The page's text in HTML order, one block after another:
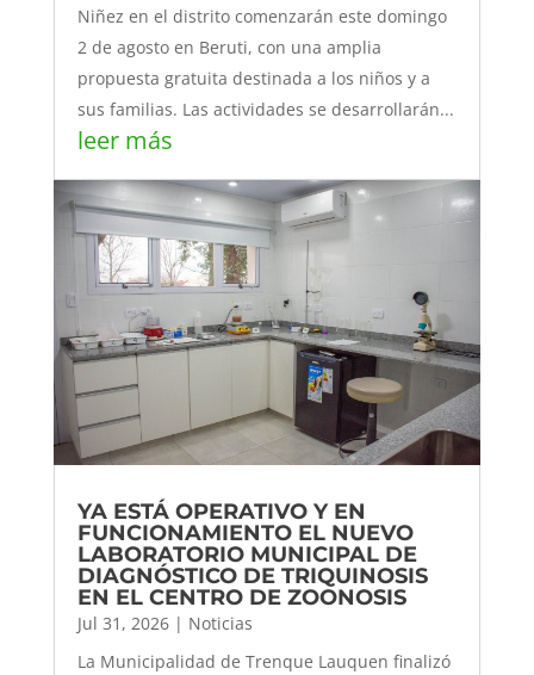
Niñez en el distrito comenzarán este domingo
2 de agosto en Beruti, con una amplia
propuesta gratuita destinada a los niños y a
sus familias. Las actividades se desarrollarán...
leer más
YA ESTÁ OPERATIVO Y EN
FUNCIONAMIENTO EL NUEVO
LABORATORIO MUNICIPAL DE
DIAGNÓSTICO DE TRIQUINOSIS
EN EL CENTRO DE ZOONOSIS
Jul 31, 2026| Noticias
La Municipalidad de Trenque Lauquen finalizó